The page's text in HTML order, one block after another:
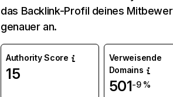
das Backlink-Profil deines
genauer an.
Authority Score
15
Verweisende
Domains
501-9 %